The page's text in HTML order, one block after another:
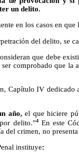
un delito.
en los casos en que
del delito, se
que debe
comprobado que la
Capítulo IV
año, el que hiciere
delito.”4En este
del crimen, no
instituye: